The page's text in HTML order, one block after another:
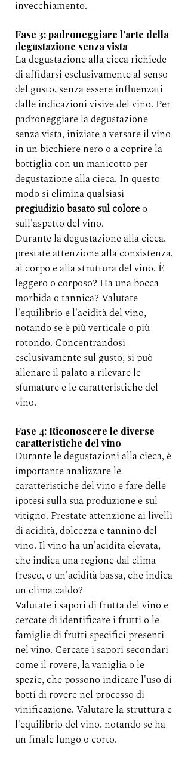
invecchiamento.
Fase 3: padroneggiare l'arte della
degustazione senza vista
La degustazione alla cieca richiede
di affidarsi esclusivamente al senso
del gusto, senza essere influenzati
dalle indicazioni visive del vino. Per
padroneggiare la degustazione
senza vista, iniziate a versare il vino
in un bicchiere nero o a coprire la
bottiglia con un manicotto per
degustazione alla cieca. In questo
modo si elimina qualsiasi
pregiudizio basato sul colore o
sull'aspetto del vino.
Durante la degustazione alla cieca,
prestate attenzione alla consistenza,
al corpo e alla struttura del vino. È
leggero o corposo? Ha una bocca
morbida o tannica? Valutate
l'equilibrio e l'acidità del vino,
notando se è più verticale o più
rotondo. Concentrandosi
esclusivamente sul gusto, si può
allenare il palato a rilevare le
sfumature e le caratteristiche del
vino.
Fase 4: Riconoscere le diverse
caratteristiche del vino
Durante le degustazioni alla cieca, è
importante analizzare le
caratteristiche del vino e fare delle
ipotesi sulla sua produzione e sul
vitigno. Prestate attenzione ai livelli
di acidità, dolcezza e tannino del
vino. Il vino ha un'acidità elevata,
che indica una regione dal clima
fresco, o un'acidità bassa, che indica
un clima caldo?
Valutate i sapori di frutta del vino e
cercate di identificare i frutti o le
famiglie di frutti specifici presenti
nel vino. Cercate i sapori secondari
come il rovere, la vaniglia o le
spezie, che possono indicare l'uso di
botti di rovere nel processo di
vinificazione. Valutare la struttura e
l'equilibrio del vino, notando se ha
un finale lungo o corto.